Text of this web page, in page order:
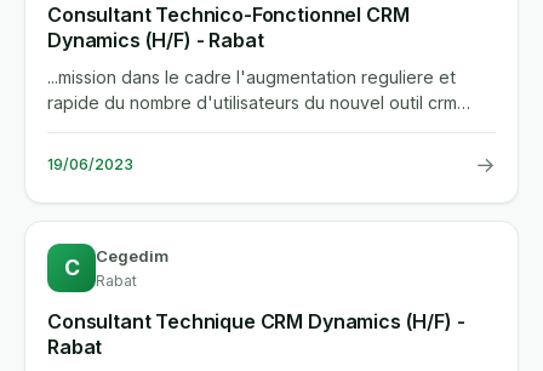
Consultant Technico-Fonctionnel CRM
Dynamics (H/F) - Rabat
...mission dans le cadre l'augmentation reguliere et
rapide du nombre d'utilisateurs du nouvel outil crm
dynamics 365 au...
19/06/2023 →
C Cegedim
Rabat
Consultant Technique CRM Dynamics (H/F) -
Rabat